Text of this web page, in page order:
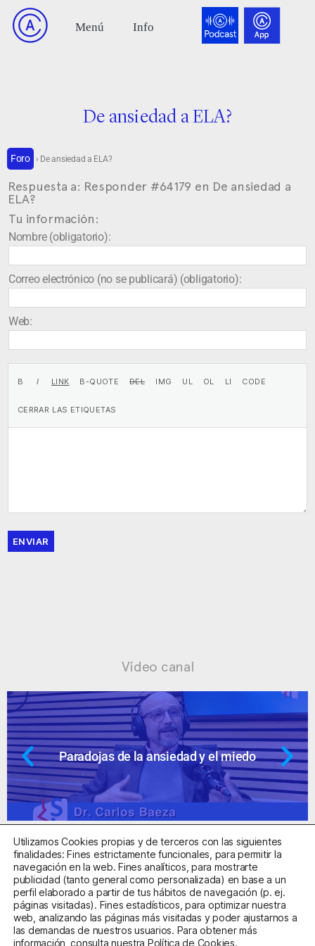
De ansiedad a ELA?
Foro › De ansiedad a ELA?
Respuesta a: Responder #64179 en De ansiedad a
ELA?
Tu información:
Nombre (obligatorio):
Correo electrónico (no se publicará) (obligatorio):
Web:
ENVIAR
Vídeo canal
Paradojas de la ansiedad y el miedo
Centro Sanitario Autorizado con el código E08737002
Aviso LegalPolítica de PrivacidadPolítica de Cookies
Utilizamos Cookies propias y de terceros con las siguientes
finalidades: Fines estrictamente funcionales, para permitir la
navegación en la web. Fines analíticos, para mostrarte
publicidad (tanto general como personalizada) en base a un
perfil elaborado a partir de tus hábitos de navegación (p. ej.
páginas visitadas). Fines estadísticos, para optimizar nuestra
web, analizando las páginas más visitadas y poder ajustarnos a
las demandas de nuestros usuarios. Para obtener más
información, consulta nuestra Política de Cookies.